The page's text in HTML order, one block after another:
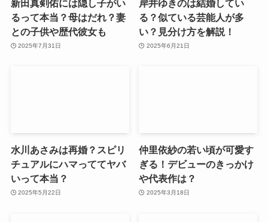
新田真剣佑には隠し子がい
るって本当？母はだれ？妻
との子供や歴代彼女も
2025年7月31日
岸井ゆきのは結婚してい
る？似ている芸能人が多
い？見分け方を解説！
2025年6月21日
水川あさみは再婚？スピリ
チュアルにハマっててヤバ
いって本当？
2025年5月22日
仲里依紗の若い頃が可愛す
ぎる！デビューのきっかけ
や代表作は？
2025年3月18日